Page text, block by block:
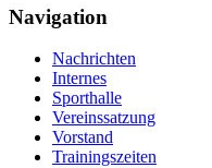
Navigation
Nachrichten
Internes
Sporthalle
Vereinssatzung
Vorstand
Trainingszeiten